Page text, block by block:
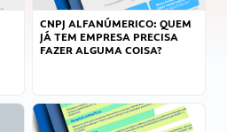
CNPJ ALFANÚMERICO: QUEM
JÁ TEM EMPRESA PRECISA
FAZER ALGUMA COISA?